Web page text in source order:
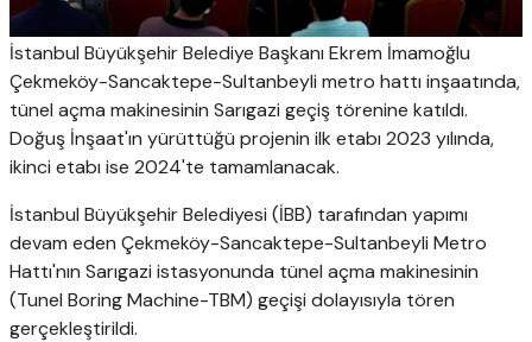
İstanbul Büyükşehir Belediye Başkanı Ekrem İmamoğlu
Çekmeköy-Sancaktepe-Sultanbeyli metro hattı inşaatında,
tünel açma makinesinin Sarıgazi geçiş törenine katıldı.
Doğuş İnşaat'ın yürüttüğü projenin ilk etabı 2023 yılında,
ikinci etabı ise 2024'te tamamlanacak.
İstanbul Büyükşehir Belediyesi (İBB) tarafından yapımı
devam eden Çekmeköy-Sancaktepe-Sultanbeyli Metro
Hattı'nın Sarıgazi istasyonunda tünel açma makinesinin
(Tunel Boring Machine-TBM) geçişi dolayısıyla tören
gerçekleştirildi.